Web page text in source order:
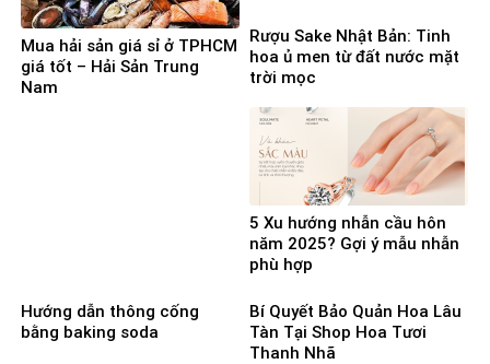
Mua hải sản giá sỉ ở TPHCM
giá tốt – Hải Sản Trung
Nam
Rượu Sake Nhật Bản: Tinh
hoa ủ men từ đất nước mặt
trời mọc
5 Xu hướng nhẫn cầu hôn
năm 2025? Gợi ý mẫu nhẫn
phù hợp
Hướng dẫn thông cống
bằng baking soda
Bí Quyết Bảo Quản Hoa Lâu
Tàn Tại Shop Hoa Tươi
Thanh Nhã